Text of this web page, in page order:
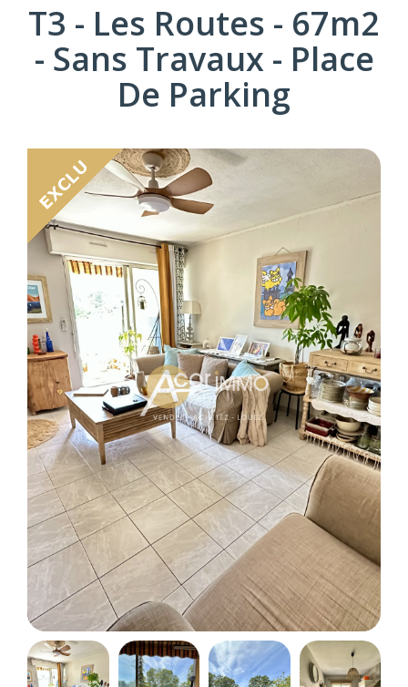
T3 - Les Routes - 67m2
- Sans Travaux - Place
De Parking